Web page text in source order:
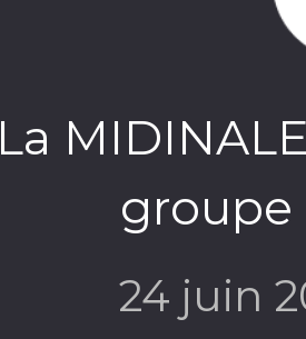
La
groupe
24 juin